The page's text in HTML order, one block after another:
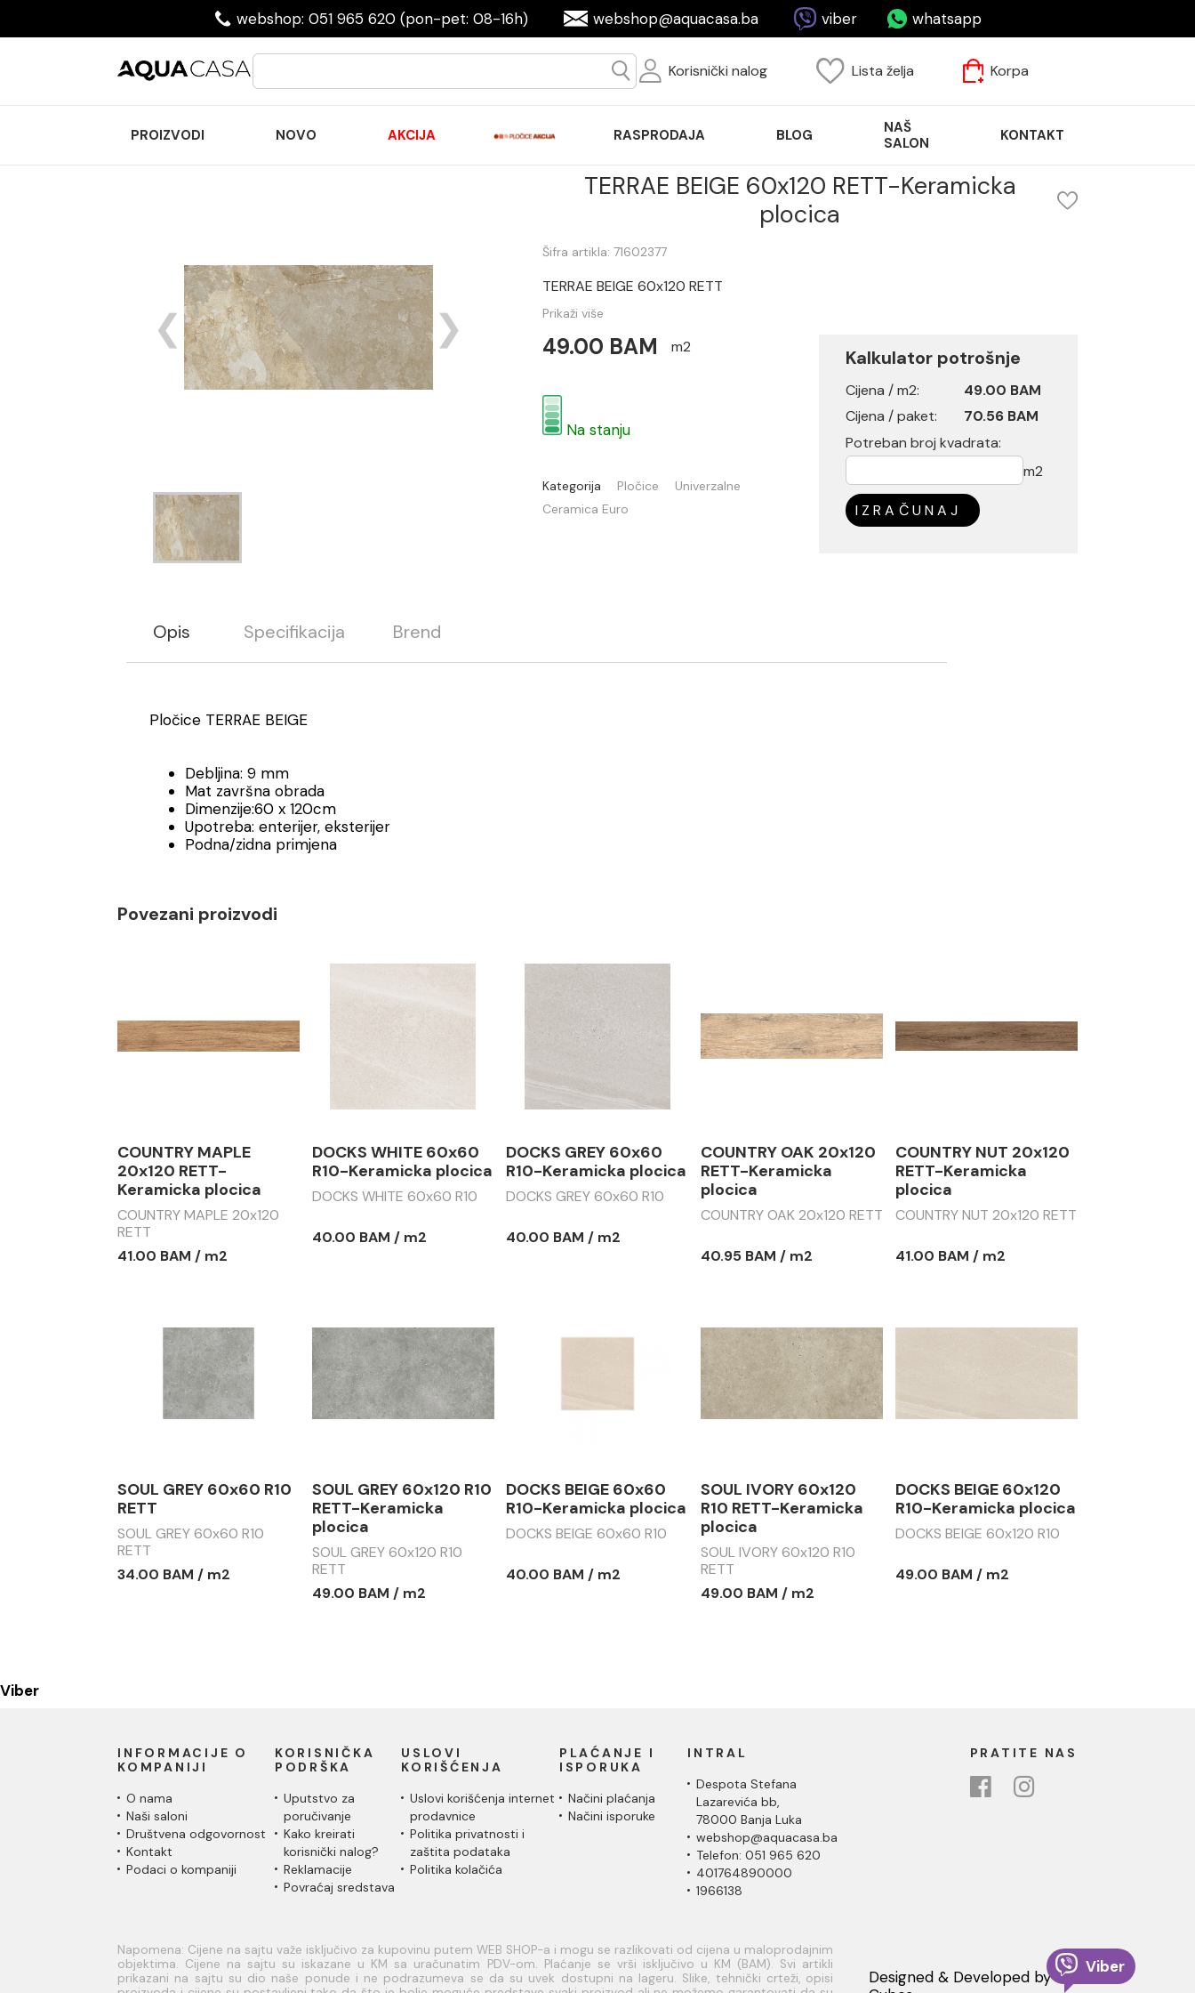
webshop: 051 965 620 (pon-pet: 08-16h) webshop@aquacasa.ba viber whatsapp
Korisnički nalog Lista želja Korpa
PROIZVODI NOVO AKCIJA RASPRODAJA BLOG
NAŠ
SALON
KONTAKT
TERRAE BEIGE 60x120 RETT-Keramicka
plocica
Šifra artikla: 71602377
TERRAE BEIGE 60x120 RETT
Prikaži više
49.00 BAM m2
Na stanju
Kategorija Pločice
Univerzalne
Ceramica Euro
Kalkulator potrošnje
Cijena / m2:
49.00 BAM
Cijena / paket:
70.56 BAM
Potreban broj kvadrata:
m2
IZRAČUNAJ
Opis Specifikacija Brend
Pločice TERRAE BEIGE
Debljina: 9 mm
Mat završna obrada
Dimenzije:60 x 120cm
Upotreba: enterijer, eksterijer
Podna/zidna primjena
Povezani proizvodi
COUNTRY MAPLE
20x120 RETT-
Keramicka plocica
COUNTRY MAPLE 20x120
RETT
41.00 BAM / m2
DOCKS WHITE 60x60
R10-Keramicka plocica
DOCKS WHITE 60x60 R10
40.00 BAM / m2
DOCKS GREY 60x60
R10-Keramicka plocica
DOCKS GREY 60x60 R10
40.00 BAM / m2
COUNTRY OAK 20x120
RETT-Keramicka
plocica
COUNTRY OAK 20x120 RETT
40.95 BAM / m2
COUNTRY NUT 20x120
RETT-Keramicka
plocica
COUNTRY NUT 20x120 RETT
41.00 BAM / m2
SOUL GREY 60x60 R10
RETT
SOUL GREY 60x60 R10
RETT
34.00 BAM / m2
SOUL GREY 60x120 R10
RETT-Keramicka
plocica
SOUL GREY 60x120 R10
RETT
49.00 BAM / m2
DOCKS BEIGE 60x60
R10-Keramicka plocica
DOCKS BEIGE 60x60 R10
40.00 BAM / m2
SOUL IVORY 60x120
R10 RETT-Keramicka
plocica
SOUL IVORY 60x120 R10
RETT
49.00 BAM / m2
DOCKS BEIGE 60x120
R10-Keramicka plocica
DOCKS BEIGE 60x120 R10
49.00 BAM / m2
Viber
Viber
INFORMACIJE O
KOMPANIJI
O nama
Naši saloni
Društvena odgovornost
Kontakt
Podaci o kompaniji
KORISNIČKA
PODRŠKA
Uputstvo za
poručivanje
Kako kreirati
korisnički nalog?
Reklamacije
Povraćaj sredstava
USLOVI
KORIŠĆENJA
Uslovi korišćenja internet
prodavnice
Politika privatnosti i
zaštita podataka
Politika kolačića
PLAĆANJE I
ISPORUKA
Načini plaćanja
Načini isporuke
INTRAL
Despota Stefana
Lazarevića bb,
78000 Banja Luka
webshop@aquacasa.ba
Telefon: 051 965 620
401764890000
1966138
PRATITE NAS
Napomena: Cijene na sajtu važe isključivo za kupovinu putem WEB SHOP-a i mogu se razlikovati od cijena u maloprodajnim
objektima. Cijene na sajtu su iskazane u KM sa uračunatim PDV-om. Plaćanje se vrši isključivo u KM (BAM). Svi artikli
prikazani na sajtu su dio naše ponude i ne podrazumeva se da su uvek dostupni na lageru. Slike, tehnički crteži, opisi
Designed & Developed by